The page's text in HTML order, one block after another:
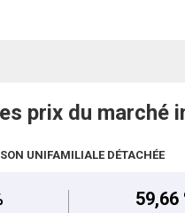
prix du marché
UNIFAMILIALE DÉTACHÉE
59,66